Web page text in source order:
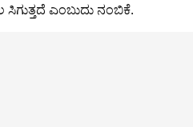
ಎಂಬುದು ನಂಬಿಕೆ.